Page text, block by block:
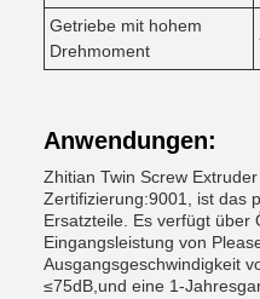
Getriebe mit hohem
Drehmoment
Anwendungen:
Zhitian Twin Screw
Zertifizierung:9001, ist das
Ersatzteile. Es verfügt über
Eingangsleistung von
Ausgangsgeschwindigkeit
≤75dB,und eine 1-